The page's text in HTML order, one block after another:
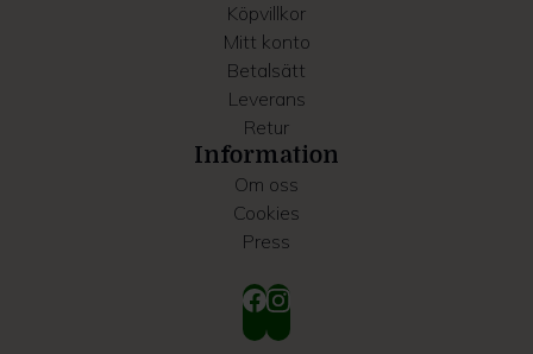
Köpvillkor
Mitt konto
Betalsätt
Leverans
Retur
Information
Om oss
Cookies
Press